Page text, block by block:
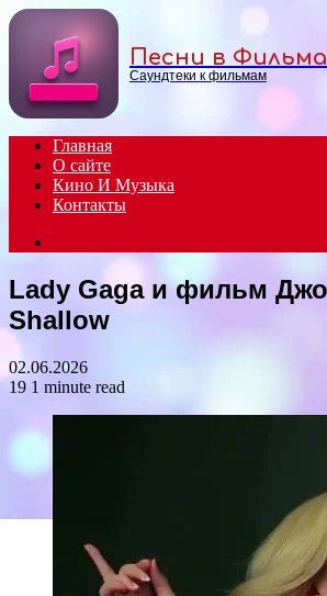
Menu
Песни в
Саундтеки к фильмам
Главная
О сайте
Кино И Музыка
Контакты
Lady Gaga и фильм
Shallow
02.06.2026
19 1 minute read